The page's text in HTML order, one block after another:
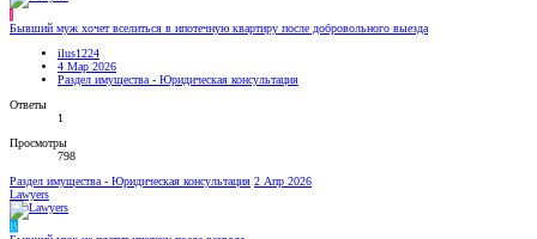
I
Бывший муж хочет вселиться в ипотечную квартиру после добровольного выезда
ilus1224
4 Мар 2026
Раздел имущества - Юридическая консультация
Ответы
1
Просмотры
798
Раздел имущества - Юридическая консультация 2 Апр 2026
Lawyers
В